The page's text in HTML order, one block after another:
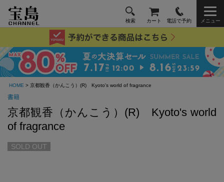
検索 カート 電話で予約 メニュー
HOME > 京都観香（かんこう）(R) Kyoto's world of fragrance
書籍
京都観香（かんこう）(R) Kyoto's world
of fragrance
SOLD OUT